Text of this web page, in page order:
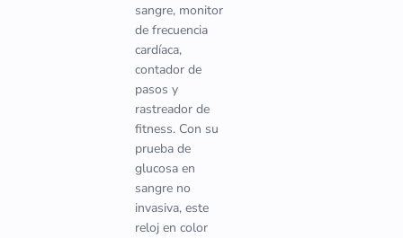
sangre, monitor
de frecuencia
cardíaca,
contador de
pasos y
rastreador de
fitness. Con su
prueba de
glucosa en
sangre no
invasiva, este
reloj en color